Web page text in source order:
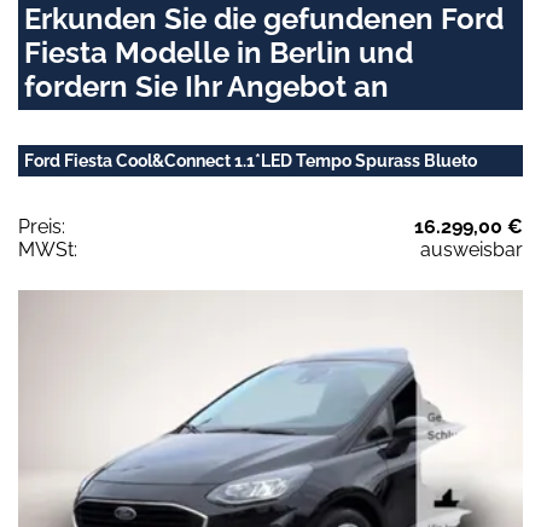
Erkunden Sie die gefundenen Ford
Fiesta Modelle in Berlin und
fordern Sie Ihr Angebot an
Ford Fiesta Cool&Connect 1.1*LED Tempo Spurass Blueto
Preis:
16.299,00 €
MWSt:
ausweisbar